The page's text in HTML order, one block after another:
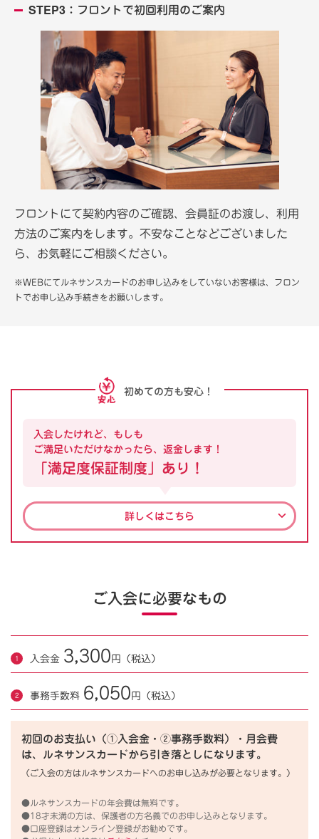
STEP3：フロントで初回利用のご案内
フロントにて契約内容のご確認、会員証のお渡し、利用
方法のご案内をします。不安なことなどございました
ら、お気軽にご相談ください。
※WEBにてルネサンスカードのお申し込みをしていないお客様は、フロン
トでお申し込み手続きをお願いします。
初めての方も安心！
入会したけれど、もしも
ご満足いただけなかったら、返金します！
「満足度保証制度」あり！
詳しくはこちら
ご入会に必要なもの
入会金 3,300円（税込）
事務手数料 6,050円（税込）
初回のお支払い（①入会金・②事務手数料）・月会費
は、ルネサンスカードから引き落としになります。
（ご入会の方はルネサンスカードへのお申し込みが必要となります。）
●ルネサンスカードの年会費は無料です。
●18才未満の方は、保護者の方名義でのお申し込みとなります。
●口座登録はオンライン登録がお勧めです。